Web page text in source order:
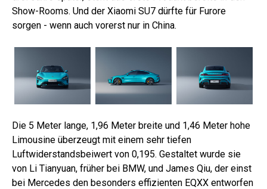
Show-Rooms. Und der Xiaomi SU7 dürfte für Furore
sorgen - wenn auch vorerst nur in China.
Die 5 Meter lange, 1,96 Meter breite und 1,46 Meter hohe
Limousine überzeugt mit einem sehr tiefen
Luftwiderstandsbeiwert von 0,195. Gestaltet wurde sie
von Li Tianyuan, früher bei BMW, und James Qiu, der einst
bei Mercedes den besonders effizienten EQXX entworfen